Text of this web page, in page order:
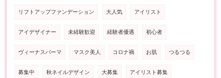
リフトアップファンデーション 大人気 アイリスト
アイデザイナー 未経験歓迎 経験者優遇 初心者
ヴィーナスパーマ マスク美人 コロナ禍 お肌 つるつる
募集中 秋ネイルデザイン 大募集 アイリスト募集